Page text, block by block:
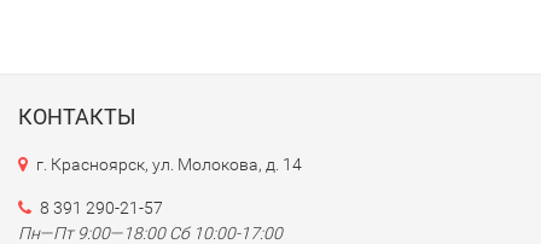
КОНТАКТЫ
г. Красноярск, ул. Молокова, д. 14
8 391 290-21-57
Пн—Пт 9:00—18:00 Сб 10:00-17:00